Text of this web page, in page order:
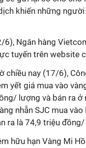
khiến những
6), Ngân hàng
tuyến trên website
chiều nay (17/6),
yết giá mua vào
lượng và bán ra ở
nhẫn SJC mua vào
ra là 74,9 triệu
hữu hạn Vàng Mi